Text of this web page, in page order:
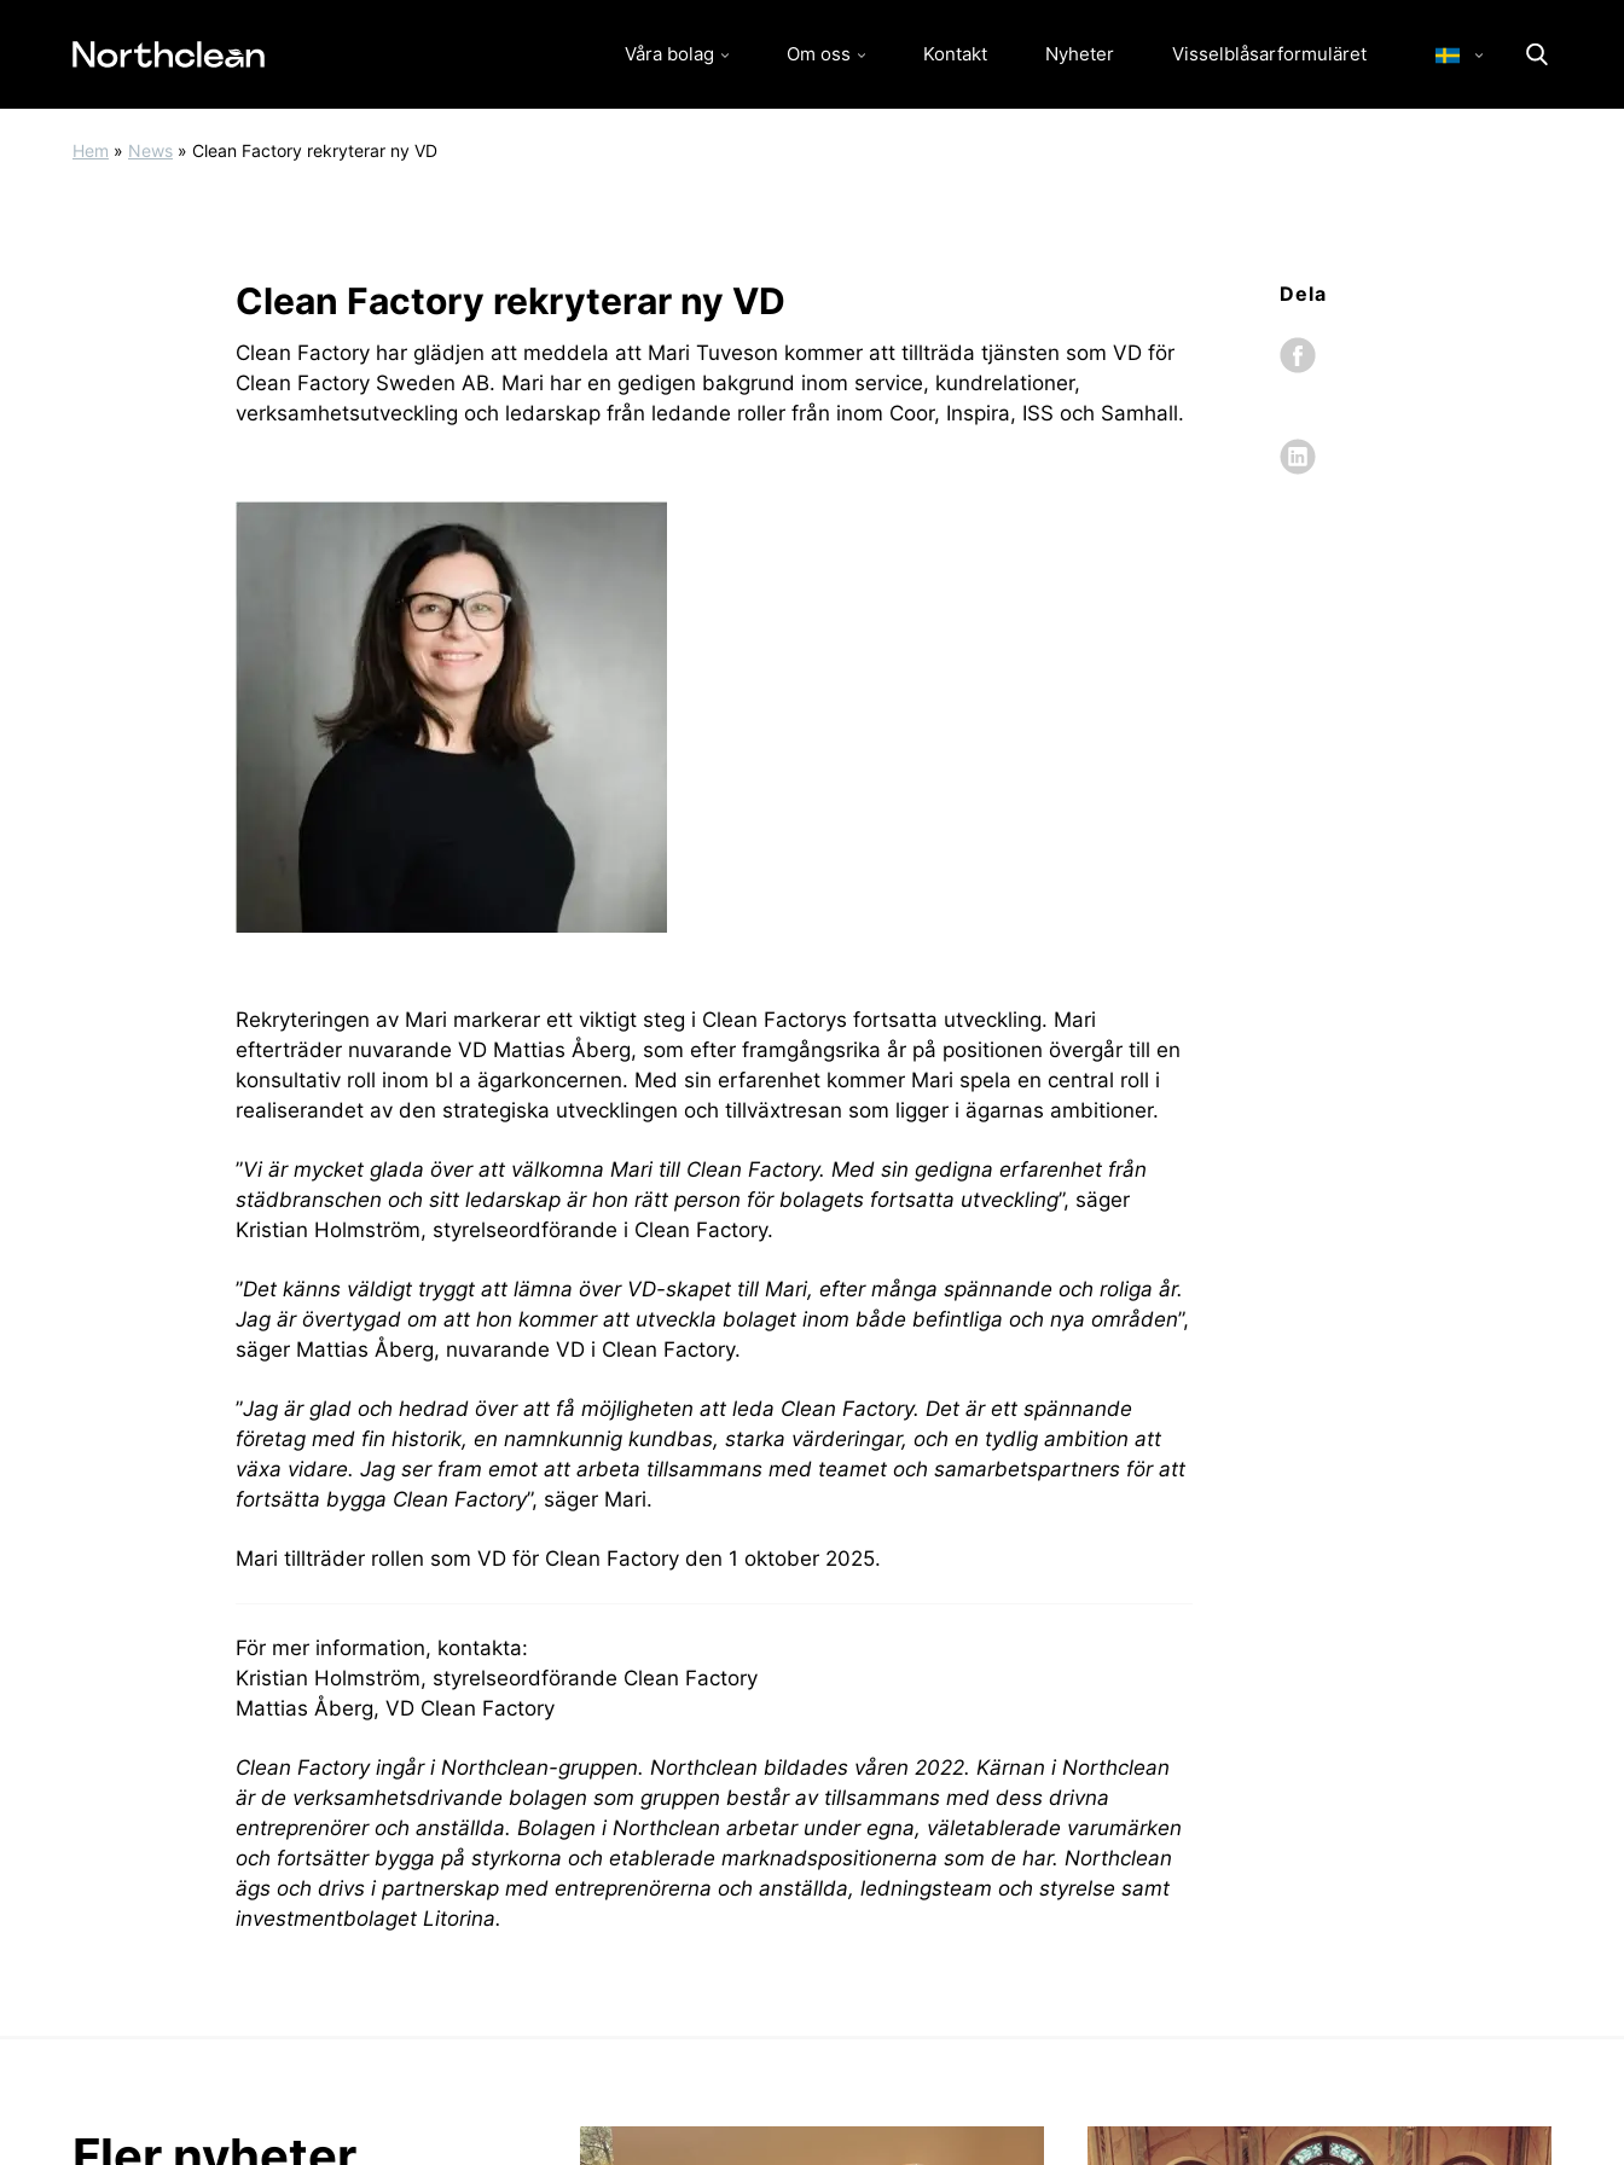
Våra bolag Om oss Kontakt Nyheter Visselblåsarformuläret
Hem » News » Clean Factory rekryterar ny VD
Dela
Clean Factory rekryterar ny VD
Clean Factory har glädjen att meddela att Mari Tuveson kommer att tillträda tjänsten som VD för
Clean Factory Sweden AB. Mari har en gedigen bakgrund inom service, kundrelationer,
verksamhetsutveckling och ledarskap från ledande roller från inom Coor, Inspira, ISS och Samhall.
Rekryteringen av Mari markerar ett viktigt steg i Clean Factorys fortsatta utveckling. Mari
efterträder nuvarande VD Mattias Åberg, som efter framgångsrika år på positionen övergår till en
konsultativ roll inom bl a ägarkoncernen. Med sin erfarenhet kommer Mari spela en central roll i
realiserandet av den strategiska utvecklingen och tillväxtresan som ligger i ägarnas ambitioner.
”Vi är mycket glada över att välkomna Mari till Clean Factory. Med sin gedigna erfarenhet från
städbranschen och sitt ledarskap är hon rätt person för bolagets fortsatta utveckling”, säger
Kristian Holmström, styrelseordförande i Clean Factory.
”Det känns väldigt tryggt att lämna över VD-skapet till Mari, efter många spännande och roliga år.
Jag är övertygad om att hon kommer att utveckla bolaget inom både befintliga och nya områden”,
säger Mattias Åberg, nuvarande VD i Clean Factory.
”Jag är glad och hedrad över att få möjligheten att leda Clean Factory. Det är ett spännande
företag med fin historik, en namnkunnig kundbas, starka värderingar, och en tydlig ambition att
växa vidare. Jag ser fram emot att arbeta tillsammans med teamet och samarbetspartners för att
fortsätta bygga Clean Factory”, säger Mari.
Mari tillträder rollen som VD för Clean Factory den 1 oktober 2025.
För mer information, kontakta:
Kristian Holmström, styrelseordförande Clean Factory
Mattias Åberg, VD Clean Factory
Clean Factory ingår i Northclean-gruppen. Northclean bildades våren 2022. Kärnan i Northclean
är de verksamhetsdrivande bolagen som gruppen består av tillsammans med dess drivna
entreprenörer och anställda. Bolagen i Northclean arbetar under egna, väletablerade varumärken
och fortsätter bygga på styrkorna och etablerade marknadspositionerna som de har. Northclean
ägs och drivs i partnerskap med entreprenörerna och anställda, ledningsteam och styrelse samt
investmentbolaget Litorina.